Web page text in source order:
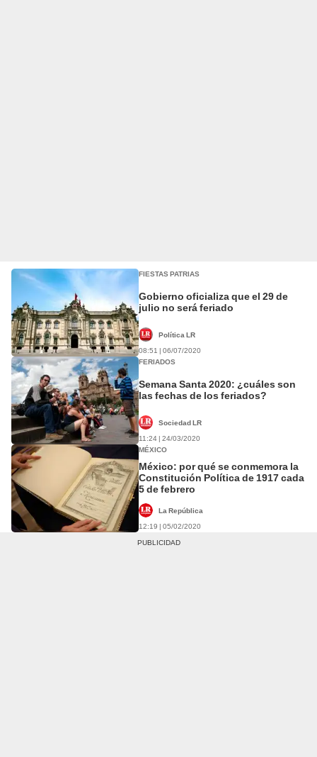
FIESTAS PATRIAS
Gobierno oficializa que el 29 de
julio no será feriado
Política LR
08:51 | 06/07/2020
FERIADOS
Semana Santa 2020: ¿cuáles son
las fechas de los feriados?
Sociedad LR
11:24 | 24/03/2020
MÉXICO
México: por qué se conmemora la
Constitución Política de 1917 cada
5 de febrero
La República
12:19 | 05/02/2020